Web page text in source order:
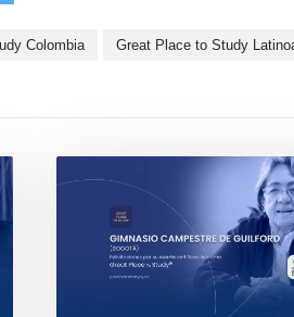
Colombia Great Place to Study